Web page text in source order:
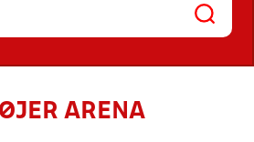
ARENA